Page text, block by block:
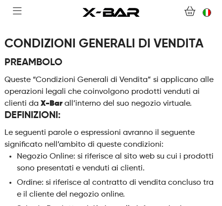
COLLECTIONS
CONTATTACI
DOMANDE FREQUENTI
CONDIZIONI GENERALI DI VENDITA
PREAMBOLO
Queste “Condizioni Generali di Vendita” si applicano alle
operazioni legali che coinvolgono prodotti venduti ai
clienti da X-Barall’interno del suo negozio virtuale.
DEFINIZIONI:
Le seguenti parole o espressioni avranno il seguente
significato nell’ambito di queste condizioni:
Negozio Online: si riferisce al sito web su cui i prodotti
sono presentati e venduti ai clienti.
Ordine: si riferisce al contratto di vendita concluso tra
e il cliente del negozio online.